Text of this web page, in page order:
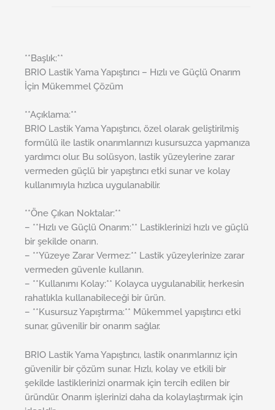
**Başlık:**
BRIO Lastik Yama Yapıştırıcı – Hızlı ve Güçlü Onarım
İçin Mükemmel Çözüm
**Açıklama:**
BRIO Lastik Yama Yapıştırıcı, özel olarak geliştirilmiş
formülü ile lastik onarımlarınızı kusursuzca yapmanıza
yardımcı olur. Bu solüsyon, lastik yüzeylerine zarar
vermeden güçlü bir yapıştırıcı etki sunar ve kolay
kullanımıyla hızlıca uygulanabilir.
**Öne Çıkan Noktalar:**
– **Hızlı ve Güçlü Onarım:** Lastiklerinizi hızlı ve güçlü
bir şekilde onarın.
– **Yüzeye Zarar Vermez:** Lastik yüzeylerinize zarar
vermeden güvenle kullanın.
– **Kullanımı Kolay:** Kolayca uygulanabilir, herkesin
rahatlıkla kullanabileceği bir ürün.
– **Kusursuz Yapıştırma:** Mükemmel yapıştırıcı etki
sunar, güvenilir bir onarım sağlar.
BRIO Lastik Yama Yapıştırıcı, lastik onarımlarınız için
güvenilir bir çözüm sunar. Hızlı, kolay ve etkili bir
şekilde lastiklerinizi onarmak için tercih edilen bir
üründür. Onarım işlerinizi daha da kolaylaştırmak için